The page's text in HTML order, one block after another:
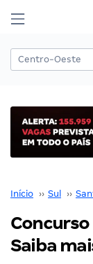
Início ›› Sul ››
Concurso
Saiba